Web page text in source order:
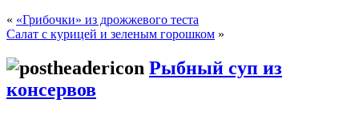
« «Грибочки» из дрожжевого теста
Салат с курицей и зеленым горошком »
Рыбный суп из
консервов